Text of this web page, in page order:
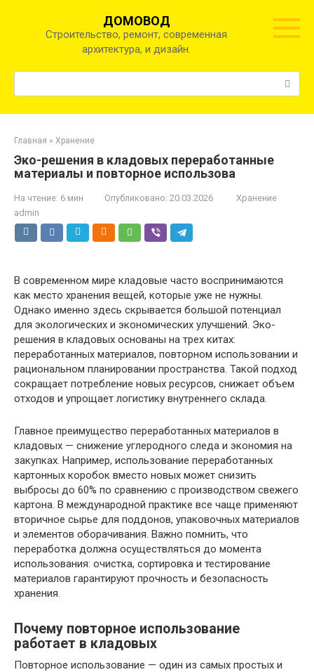
ДОМОВОД
Строительство, ремонт, современная
архитектура, и дизайн.
Главная » Хранение
Эко-решения в кладовых переработанные
материалы и повторное использова
На чтение: 6 мин Опубликовано: 20.03.2026
Хранение
admin
В современном мире кладовые часто воспринимаются
как место хранения вещей, которые уже не нужны.
Однако именно здесь скрывается большой потенциал
для экологических и экономических улучшений. Эко-
решения в кладовых основаны на трех китах:
переработанных материалов, повторном использовании и
рациональном планировании пространства. Такой подход
сокращает потребление новых ресурсов, снижает объем
отходов и упрощает логистику внутреннего склада.
Главное преимущество переработанных материалов в
кладовых — снижение углеродного следа и экономия на
закупках. Например, использование переработанных
картонных коробок вместо новых может снизить
выбросы до 60% по сравнению с производством свежего
картона. В международной практике все чаще применяют
вторичное сырье для поддонов, упаковочных материалов
и элементов оборачивания. Важно помнить, что
переработка должна осуществляться до момента
использования: очистка, сортировка и тестирование
материалов гарантируют прочность и безопасность
хранения.
Почему повторное использование
работает в кладовых
Повторное использование — один из самых простых и